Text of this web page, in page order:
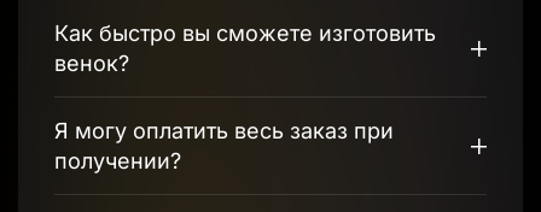
Как быстро вы сможете изготовить
венок?
Я могу оплатить весь заказ при
получении?